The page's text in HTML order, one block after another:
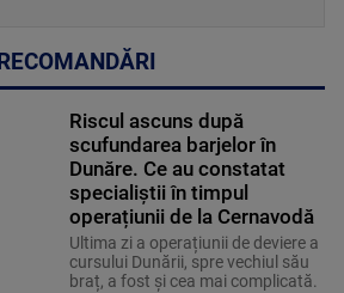
RECOMANDĂRI
Riscul ascuns după
scufundarea barjelor în
Dunăre. Ce au constatat
specialiștii în timpul
operațiunii de la Cernavodă
Ultima zi a operațiunii de deviere a
cursului Dunării, spre vechiul său
braț, a fost și cea mai complicată.